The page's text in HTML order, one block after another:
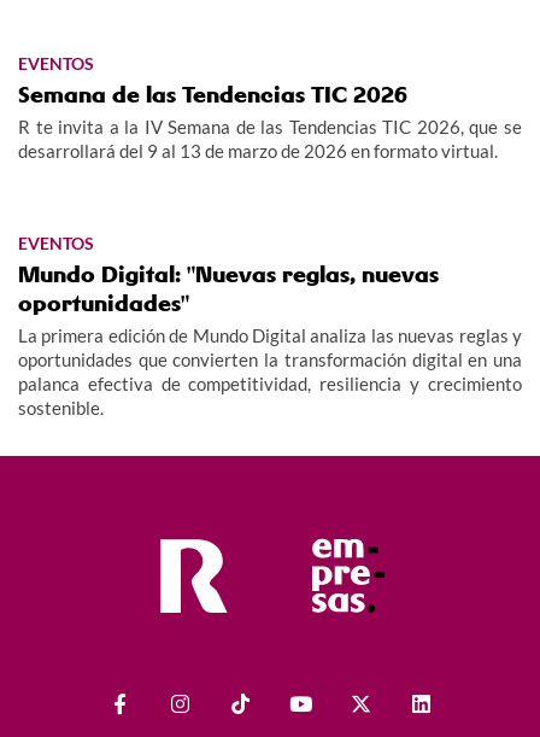
EVENTOS
Semana de las Tendencias TIC 2026
R te invita a la IV Semana de las Tendencias TIC 2026, que se
desarrollará del 9 al 13 de marzo de 2026 en formato virtual.
EVENTOS
Mundo Digital: "Nuevas reglas, nuevas
oportunidades"
La primera edición de Mundo Digital analiza las nuevas reglas y
oportunidades que convierten la transformación digital en una
palanca efectiva de competitividad, resiliencia y crecimiento
sostenible.